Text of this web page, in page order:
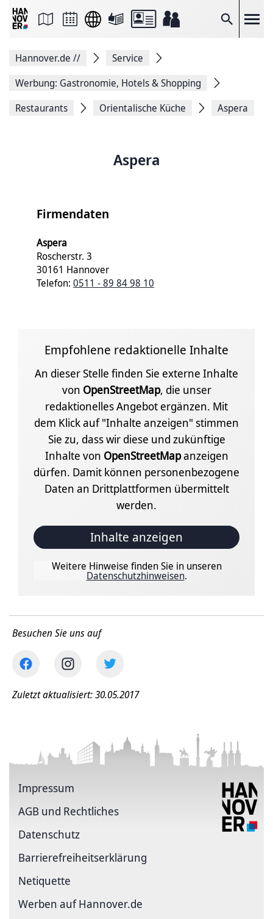
Suche
Seite
Facebook
teilen
Seitenlink
Hannover.de //
Service
Werbung: Gastronomie, Hotels & Shopping
Restaurants
Orientalische Küche Aspera
Aspera
Firmendaten
Aspera
Roscherstr. 3
30161 Hannover
Telefon: 0511 - 89 84 98 10
Empfohlene redaktionelle Inhalte
An dieser Stelle finden Sie externe Inhalte
von OpenStreetMap, die unser
redaktionelles Angebot ergänzen. Mit
dem Klick auf "Inhalte anzeigen" stimmen
Sie zu, dass wir diese und zukünftige
Inhalte von OpenStreetMapanzeigen
dürfen. Damit können personenbezogene
Daten an Drittplattformen übermittelt
werden.
Inhalte anzeigen
Weitere Hinweise finden Sie in unseren
Datenschutzhinweisen.
Besuchen Sie uns auf
Zuletzt aktualisiert: 30.05.2017
Impressum
AGB und Rechtliches
Datenschutz
Barriere­freiheits­erklärung
Netiquette
Werben auf Hannover.de